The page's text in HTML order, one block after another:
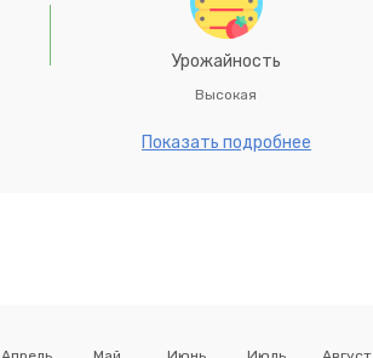
Урожайность
Высокая
Показать подробнее